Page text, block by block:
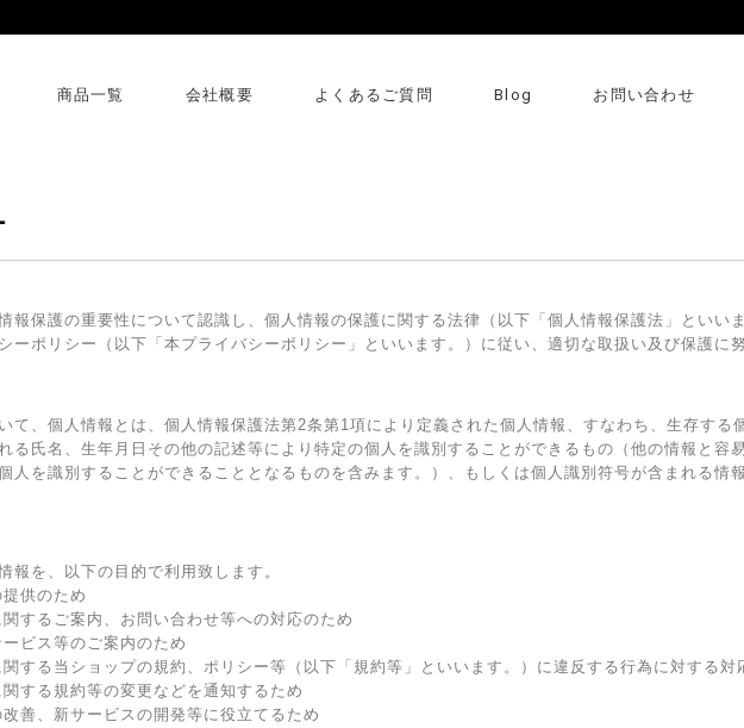
商品一覧 会社概要 よくあるご質問 Blog お問い合わせ
報保護の重要性について認識し、個人情報の保護に関する法律（以下「個人情報保護法」といい
ーポリシー（以下「本プライバシーポリシー」といいます。）に従い、適切な取扱い及び保護に努
て、個人情報とは、個人情報保護法第2条第1項により定義された個人情報、すなわち、生存する
る氏名、生年月日その他の記述等により特定の個人を識別することができるもの（他の情報と容
人を識別することができることとなるものを含みます。）、もしくは個人識別符号が含まれる情
報を、以下の目的で利用致します。
供のため
するご案内、お問い合わせ等への対応のため
ビス等のご案内のため
関する当ショップの規約、ポリシー等（以下「規約等」といいます。）に違反する行為に対する対
する規約等の変更などを通知するため
善、新サービスの開発等に役立てるため